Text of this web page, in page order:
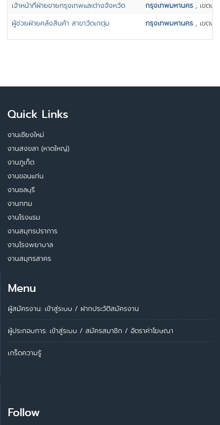
เจ้าหน้าที่ฝ่ายขายกรุงเทพและต่างจังหวัด
กรุงเทพมหานคร , เขตบ
ผู้ช่วยฝ่ายคลังสินค้า สาขาวัดเกตุ่ม
กรุงเทพมหานคร , เขตบ
Quick Links
งานเชียงใหม่
งานสงขลา (หาดใหญ่)
งานภูเก็ต
งานขอนแก่น
งานชลบุรี
งานกทม
งานโรงแรม
งานสมุทรปราการ
งานโรงพยาบาล
งานสมุทรสาคร
Menu
ผู้สมัครงาน: เข้าสู่ระบบ / ฝากประวัติสมัครงาน
ผู้ประกอบการ: เข้าสู่ระบบ / สมัครสมาชิก / อัตราค่าโฆษณา
เกร็ดความรู้
Follow